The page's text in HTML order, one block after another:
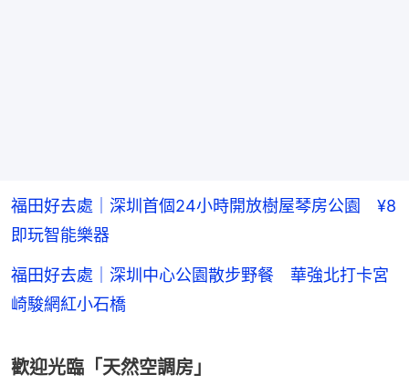
福田好去處｜深圳首個24小時開放樹屋琴房公園 ¥8
即玩智能樂器
福田好去處｜深圳中心公園散步野餐 華強北打卡宮
崎駿網紅小石橋
歡迎光臨「天然空調房」